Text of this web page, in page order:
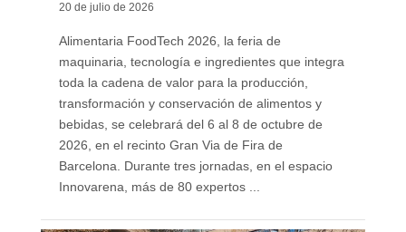
20 de julio de 2026
Alimentaria FoodTech 2026, la feria de
maquinaria, tecnología e ingredientes que integra
toda la cadena de valor para la producción,
transformación y conservación de alimentos y
bebidas, se celebrará del 6 al 8 de octubre de
2026, en el recinto Gran Via de Fira de
Barcelona. Durante tres jornadas, en el espacio
Innovarena, más de 80 expertos ...